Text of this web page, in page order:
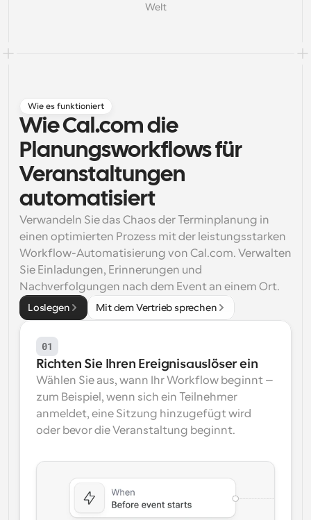
Supercharged Planung mit KI-gestützten Anrufen
Sofortige Besprechungen
Treffen Sie sich in wenigen Minuten mit Kunden
Dynamische Gruppenlinks
Nahtlos Meetings mit mehreren Personen buchen
Webhooks
Erhalten Sie eine Benachrichtigung, wenn etwas
passiert
Welt
Wie es funktioniert
Wie Cal.com die
Planungsworkflows für
Veranstaltungen
automatisiert
Verwandeln Sie das Chaos der Terminplanung in
einen optimierten Prozess mit der leistungsstarken
Workflow-Automatisierung von Cal.com. Verwalten
Sie Einladungen, Erinnerungen und
Nachverfolgungen nach dem Event an einem Ort.
Loslegen Mit dem Vertrieb sprechen
01
Richten Sie Ihren Ereignisauslöser ein
Wählen Sie aus, wann Ihr Workflow beginnt –
zum Beispiel, wenn sich ein Teilnehmer
anmeldet, eine Sitzung hinzugefügt wird
oder bevor die Veranstaltung beginnt.